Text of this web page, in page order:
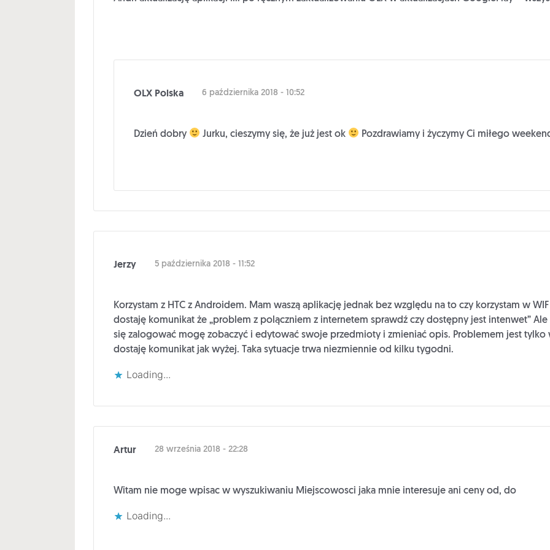
OLX Polska 6 października 2018 - 10:52
Dzień dobry Jurku, cieszymy się, że już jest ok Pozdrawiamy i życzymy Ci miłego
Jerzy 5 października 2018 - 11:52
Korzystam z HTC z Androidem. Mam waszą aplikację jednak bez względu na to czy korzystam w
dostaję komunikat że „problem z polączniem z internetem sprawdź czy dostępny jest intenwet”
się zalogować mogę zobaczyć i edytować swoje przedmioty i zmieniać opis. Problemem jest
dostaję komunikat jak wyżej. Taka sytuacje trwa niezmiennie od kilku tygodni.
Loading...
Artur 28 września 2018 - 22:28
Witam nie moge wpisac w wyszukiwaniu Miejscowosci jaka mnie interesuje ani ceny od, do
Loading...